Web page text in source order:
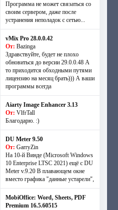
Программа не может связаться со
своим сервером, даже после
устранения неполадок с сетью...
vMix Pro 28.0.0.42
От: Bazinga
Здравствуйте, будет не плохо
обновиться до версии 29.0.0.48 А
то приходится обходными путями
лицензию на месяц брать))) А ваши
программы всегда
Aiarty Image Enhancer 3.13
От: VlfrTall
Благодарю. :)
DU Meter 9.50
От: GarryZin
На 10-й Винде (Microsoft Windows
10 Enterprise LTSC 2021) ещё с DU
Meter v.9.20 В плавающем окне
вместо графика "данные устарели",
MobiOffice: Word, Sheets, PDF
Premium 16.5.60515